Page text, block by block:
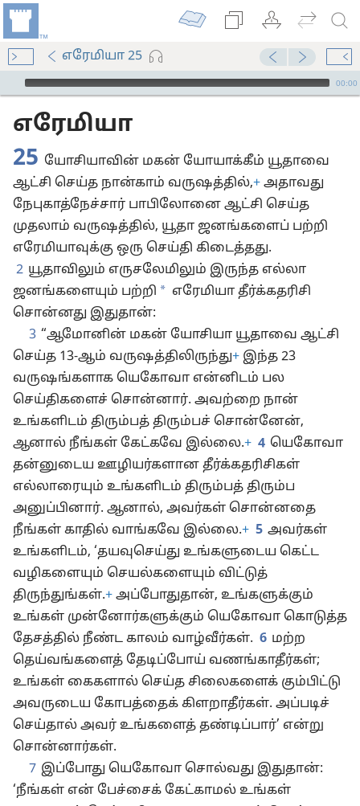
எரேமியா 25
Audio Player
00:00
எரேமியா
25 யோசியாவின் மகன் யோயாக்கீம் யூதாவை
ஆட்சி செய்த நான்காம் வருஷத்தில்,+ அதாவது
நேபுகாத்நேச்சார் பாபிலோனை ஆட்சி செய்த
முதலாம் வருஷத்தில், யூதா ஜனங்களைப் பற்றி
எரேமியாவுக்கு ஒரு செய்தி கிடைத்தது.
2 யூதாவிலும் எருசலேமிலும் இருந்த எல்லா
ஜனங்களையும் பற்றி * எரேமியா தீர்க்கதரிசி
சொன்னது இதுதான்:
3 “ஆமோனின் மகன் யோசியா யூதாவை ஆட்சி
செய்த 13-ஆம் வருஷத்திலிருந்து+ இந்த 23
வருஷங்களாக யெகோவா என்னிடம் பல
செய்திகளைச் சொன்னார். அவற்றை நான்
உங்களிடம் திரும்பத் திரும்பச் சொன்னேன்,
ஆனால் நீங்கள் கேட்கவே இல்லை.+ 4 யெகோவா
தன்னுடைய ஊழியர்களான தீர்க்கதரிசிகள்
எல்லாரையும் உங்களிடம் திரும்பத் திரும்ப
அனுப்பினார். ஆனால், அவர்கள் சொன்னதை
நீங்கள் காதில் வாங்கவே இல்லை.+ 5 அவர்கள்
உங்களிடம், ‘தயவுசெய்து உங்களுடைய கெட்ட
வழிகளையும் செயல்களையும் விட்டுத்
திருந்துங்கள்.+ அப்போதுதான், உங்களுக்கும்
உங்கள் முன்னோர்களுக்கும் யெகோவா கொடுத்த
தேசத்தில் நீண்ட காலம் வாழ்வீர்கள். 6 மற்ற
தெய்வங்களைத் தேடிப்போய் வணங்காதீர்கள்;
உங்கள் கைகளால் செய்த சிலைகளைக் கும்பிட்டு
அவருடைய கோபத்தைக் கிளறாதீர்கள். அப்படிச்
செய்தால் அவர் உங்களைத் தண்டிப்பார்’ என்று
சொன்னார்கள்.
7 இப்போது யெகோவா சொல்வது இதுதான்:
‘நீங்கள் என் பேச்சைக் கேட்காமல் உங்கள்